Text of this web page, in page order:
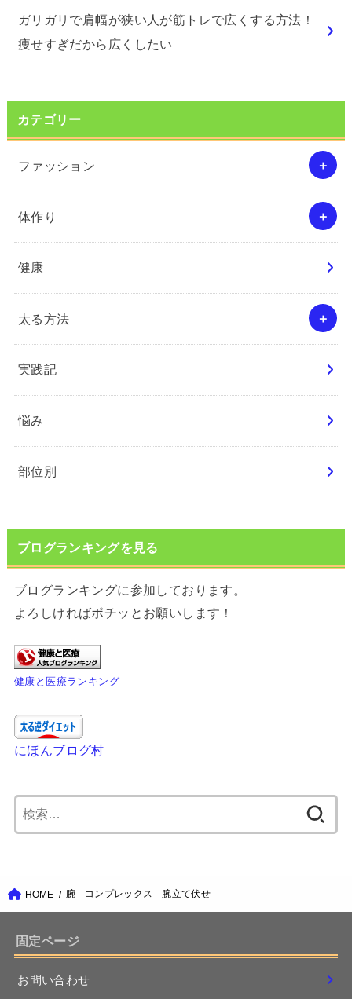
ガリガリで肩幅が狭い人が筋トレで広くする方法！
痩せすぎだから広くしたい
カテゴリー
ファッション
体作り
健康
太る方法
実践記
悩み
部位別
ブログランキングを見る
ブログランキングに参加しております。
よろしければポチッとお願いします！
健康と医療ランキング
にほんブログ村
索:
HOME 腕 コンプレックス 腕立て伏せ
固定ページ
お問い合わせ